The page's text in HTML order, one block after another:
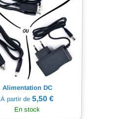
Alimentation DC
À partir de5,50 €
En stock